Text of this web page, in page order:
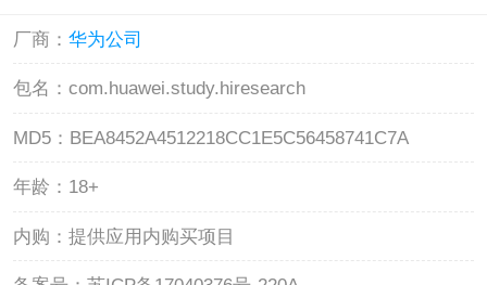
厂商： 华为公司
包名： com.huawei.study.hiresearch
MD5： BEA8452A4512218CC1E5C56458741C7A
年龄： 18+
内购： 提供应用内购买项目